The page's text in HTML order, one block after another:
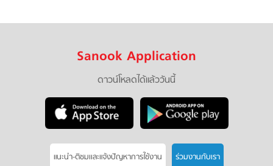
Sanook Application
ดาวน์โหลดได้แล้ววันนี้
แนะนำ-ติชมเเละแจ้งปัญหาการใช้งาน ร่วมงานกับเรา